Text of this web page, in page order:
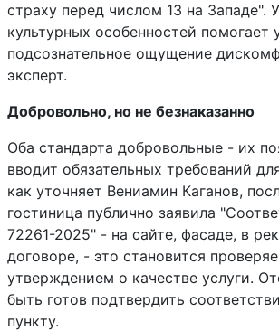
страху перед числом 13 на Западе".
культурных особенностей помогает
подсознательное ощущение
эксперт.
Добровольно, но не безнаказанно
Оба стандарта добровольные - их
вводит обязательных требований
как уточняет Вениамин Каганов,
гостиница публично заявила
72261-2025" - на сайте, фасаде, в
договоре, - это становится
утверждением о качестве услуги.
быть готов подтвердить
пункту.